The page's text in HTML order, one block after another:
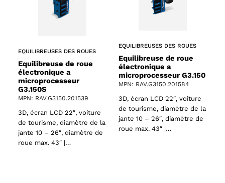
EQUILIBREUSES DES ROUES
Equilibreuse de roue
électronique a
microprocesseur
G3.150S
MPN: RAV.G3150.201539
3D, écran LCD 22″, voiture
de tourisme, diamètre de la
jante 10 – 26″, diamètre de
roue max. 43″ |…
EQUILIBREUSES DES ROUES
Equilibreuse de roue
électronique a
microprocesseur G3.150
MPN: RAV.G3150.201584
3D, écran LCD 22″, voiture
de tourisme, diamètre de la
jante 10 – 26″, diamètre de
roue max. 43″ |…